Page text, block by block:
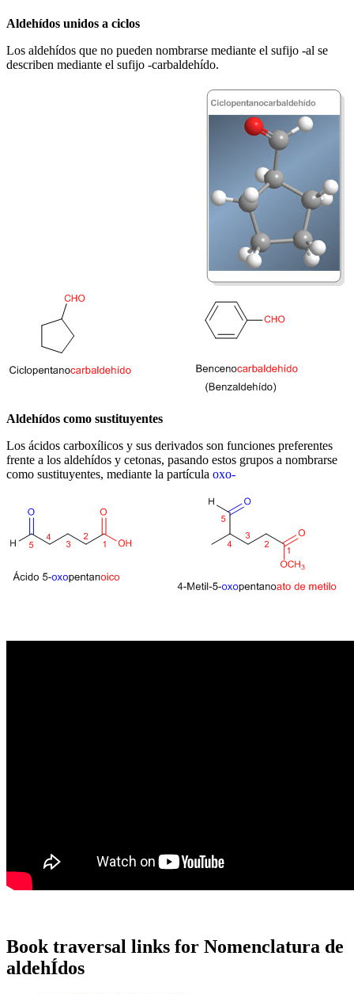
Aldehídos unidos a ciclos
Los aldehídos que no pueden nombrarse mediante el sufijo -al se
describen mediante el sufijo -carbaldehído.
Aldehídos como sustituyentes
Los ácidos carboxílicos y sus derivados son funciones preferentes
frente a los aldehídos y cetonas, pasando estos grupos a nombrarse
como sustituyentes, mediante la partícula oxo-
Book traversal links for Nomenclatura de
aldehÍdos